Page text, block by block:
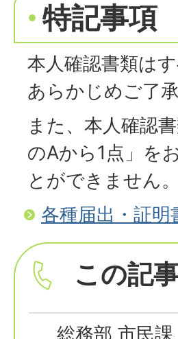
特記事項
本人確認書類は
あらかじめご了
また、本人確認
のAから1点」を
とができません
各種届出・証
この記
総務部 市民課